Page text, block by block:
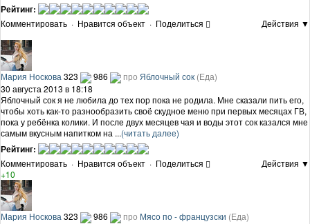
Рейтинг:
Комментировать · Нравится объект · Поделиться Действия ▼
Мария Носкова 323 986 про Яблочный сок (Еда)
30 августа 2013 в 18:18
Яблочный сок я не любила до тех пор пока не родила. Мне сказали пить его,
чтобы хоть как-то разнообразить своё скудное меню при первых месяцах ГВ,
пока у ребёнка колики. И после двух месяцев чая и воды этот сок казался мне
самым вкусным напитком на ...(читать далее)
Рейтинг:
Комментировать · Нравится объект · Поделиться
Действия ▼
+10
Мария Носкова 323 986 про Мясо по - французски (Еда)